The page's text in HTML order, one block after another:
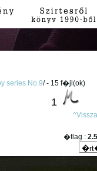
series No.9/ - 15 f�jl(ok)
1
�tlag : 2.5